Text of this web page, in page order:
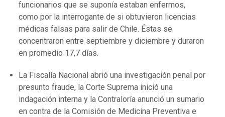
funcionarios que se suponía estaban enfermos,
como por la interrogante de si obtuvieron licencias
médicas falsas para salir de Chile. Éstas se
concentraron entre septiembre y diciembre y duraron
en promedio 17,7 días.
La Fiscalía Nacional abrió una investigación penal por
presunto fraude, la Corte Suprema inició una
indagación interna y la Contraloría anunció un sumario
en contra de la Comisión de Medicina Preventiva e